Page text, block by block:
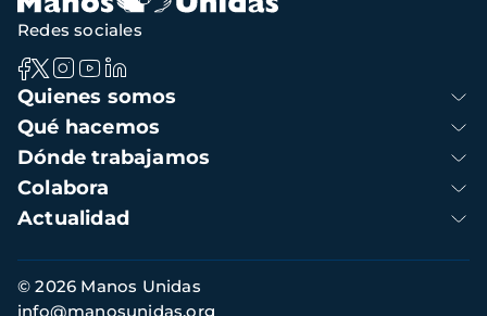
Navegación
principal
Quienes somos
Qué hacemos
Dónde trabajamos
Colabora
Actualidad
Redes sociales
Información
de
© 2026 Manos Unidas
info@manosunidas.org